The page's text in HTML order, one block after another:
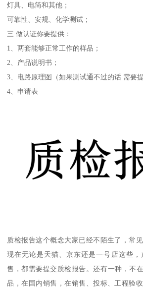
灯具、电筒和其他；
可靠性、安规、化学测试；
三 做认证你要提供：
1、两套能够正常工作的样品；
2、产品说明书；
3、电路原理图（如果测试通不过的话 需要
4、申请表
质检报告这个概念大家已经不陌生了，常
现在无论是天猫、京东还是一号店这些
售，都需要提交质检报告。还有一种，不
品，在国内销售，在销售、投标、工程验